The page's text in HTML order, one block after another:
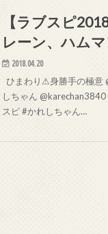
【ラブスピ
レーン、ハム
2018.04.20
ひまわり⚠身勝手の極意
しちゃん
スピ #かれしちゃん…